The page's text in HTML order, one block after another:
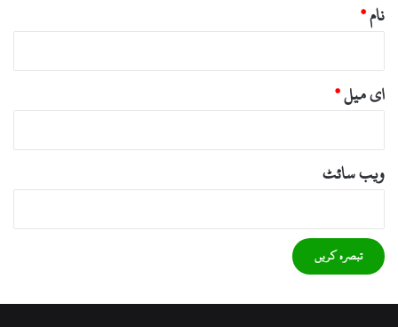
نام*
ای میل*
ویب‌ سائٹ